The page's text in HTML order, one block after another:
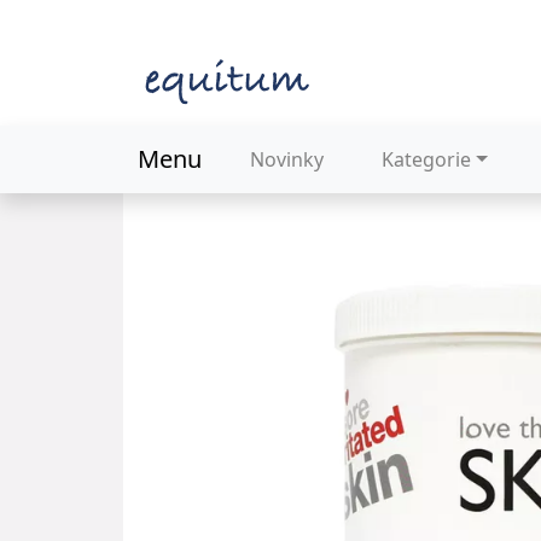
Menu Novinky Kategorie